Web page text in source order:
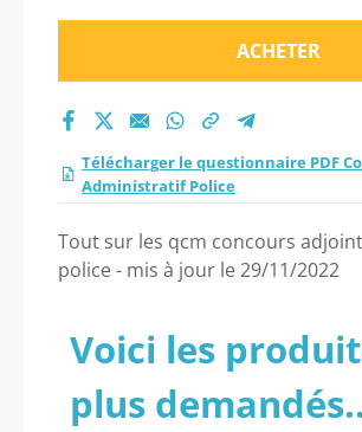
ACHETER
Télécharger le questionnaire PDF
Administratif Police
Tout sur les qcm concours
police - mis à jour le 29/11/2022
Voici les
plus